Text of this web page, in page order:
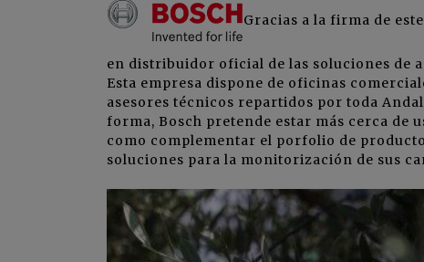
Gracias a la firma de este
en distribuidor oficial de las soluciones de
Esta empresa dispone de oficinas
asesores técnicos repartidos por toda
forma, Bosch pretende estar más cerca de
como complementar el porfolio de
soluciones para la monitorización de sus